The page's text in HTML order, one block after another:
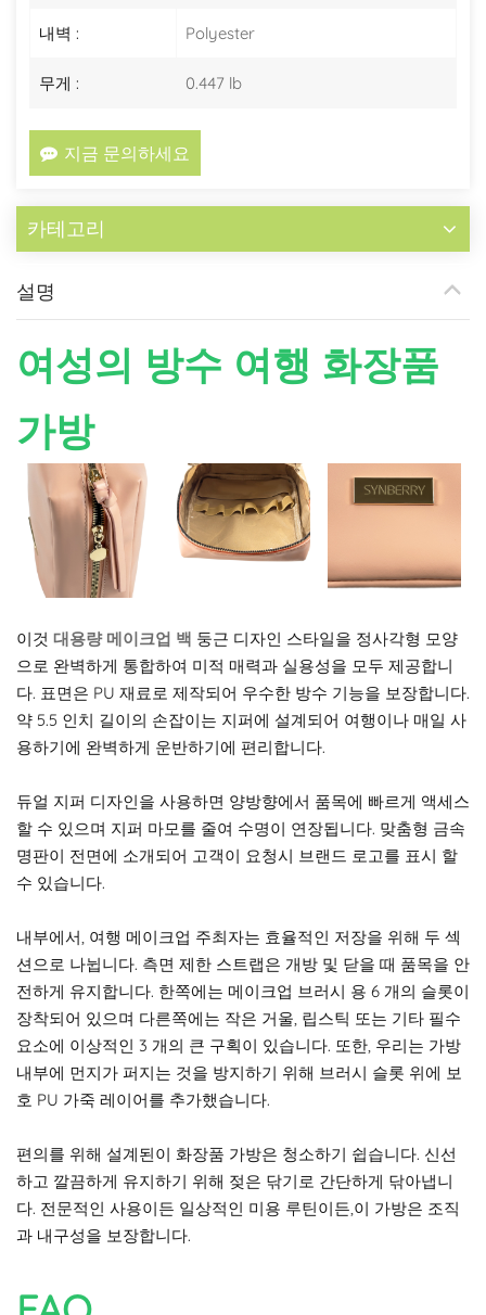
내벽 : Polyester
무게 : 0.447 lb
지금 문의하세요
카테고리
설명
여성의 방수 여행 화장품
가방
이것 대용량 메이크업 백 둥근 디자인 스타일을 정사각형 모양
으로 완벽하게 통합하여 미적 매력과 실용성을 모두 제공합니
다. 표면은 PU 재료로 제작되어 우수한 방수 기능을 보장합니다.
약 5.5 인치 길이의 손잡이는 지퍼에 설계되어 여행이나 매일 사
용하기에 완벽하게 운반하기에 편리합니다.
듀얼 지퍼 디자인을 사용하면 양방향에서 품목에 빠르게 액세스
할 수 있으며 지퍼 마모를 줄여 수명이 연장됩니다. 맞춤형 금속
명판이 전면에 소개되어 고객이 요청시 브랜드 로고를 표시 할
수 있습니다.
내부에서, 여행 메이크업 주최자는 효율적인 저장을 위해 두 섹
션으로 나뉩니다. 측면 제한 스트랩은 개방 및 닫을 때 품목을 안
전하게 유지합니다. 한쪽에는 메이크업 브러시 용 6 개의 슬롯이
장착되어 있으며 다른쪽에는 작은 거울, 립스틱 또는 기타 필수
요소에 이상적인 3 개의 큰 구획이 있습니다. 또한, 우리는 가방
내부에 먼지가 퍼지는 것을 방지하기 위해 브러시 슬롯 위에 보
호 PU 가죽 레이어를 추가했습니다.
편의를 위해 설계된이 화장품 가방은 청소하기 쉽습니다. 신선
하고 깔끔하게 유지하기 위해 젖은 닦기로 간단하게 닦아냅니
다. 전문적인 사용이든 일상적인 미용 루틴이든,이 가방은 조직
과 내구성을 보장합니다.